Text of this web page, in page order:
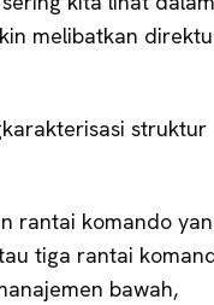
melibatkan
struktur
rantai komando
tiga rantai
bawah,